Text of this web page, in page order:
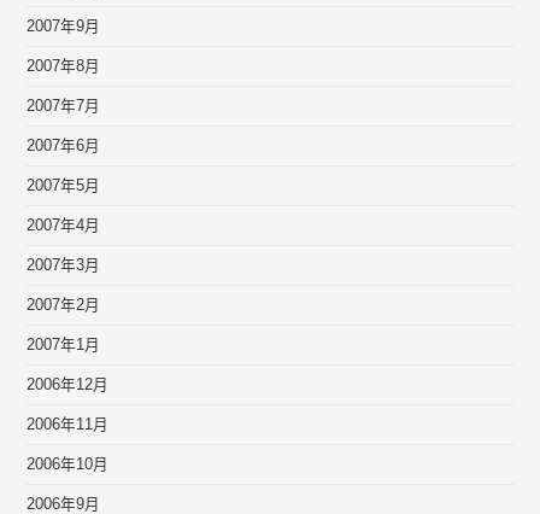
2007年9月
2007年8月
2007年7月
2007年6月
2007年5月
2007年4月
2007年3月
2007年2月
2007年1月
2006年12月
2006年11月
2006年10月
2006年9月